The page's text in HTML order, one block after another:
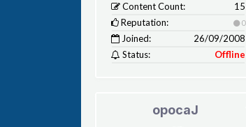
Content Count:
15
Reputation:
0
Joined:
26/09/2008
Status:
Offline
opocaJ